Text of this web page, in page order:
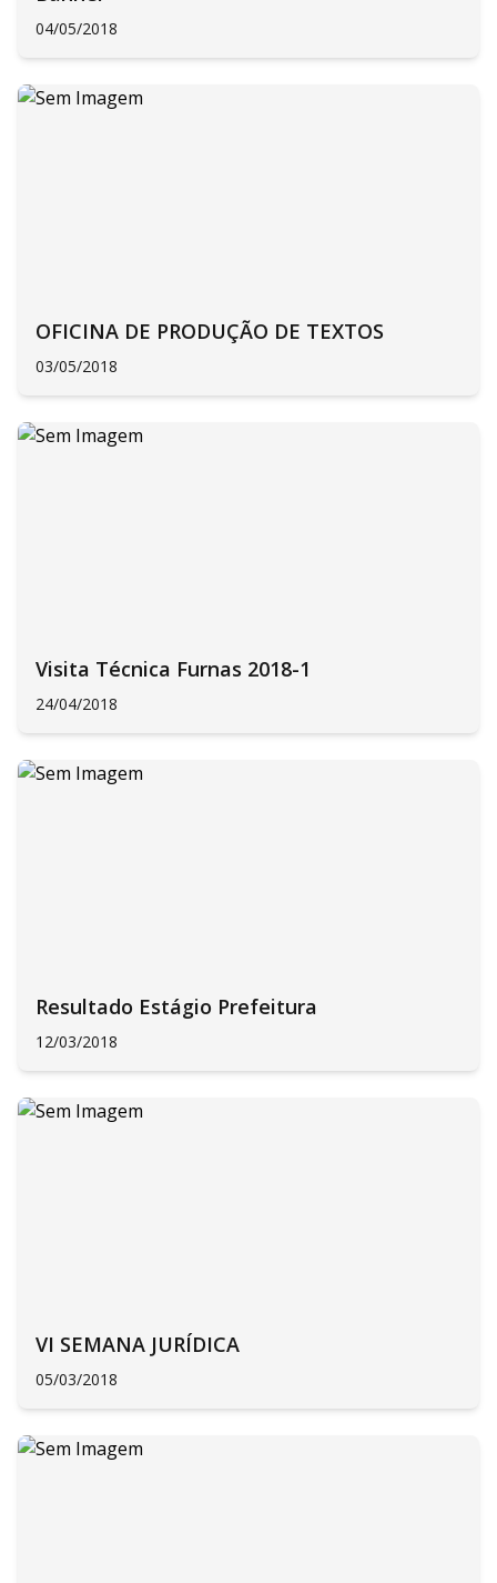
04/05/2018
OFICINA DE PRODUÇÃO DE TEXTOS
03/05/2018
Visita Técnica Furnas 2018-1
24/04/2018
Resultado Estágio Prefeitura
12/03/2018
VI SEMANA JURÍDICA
05/03/2018